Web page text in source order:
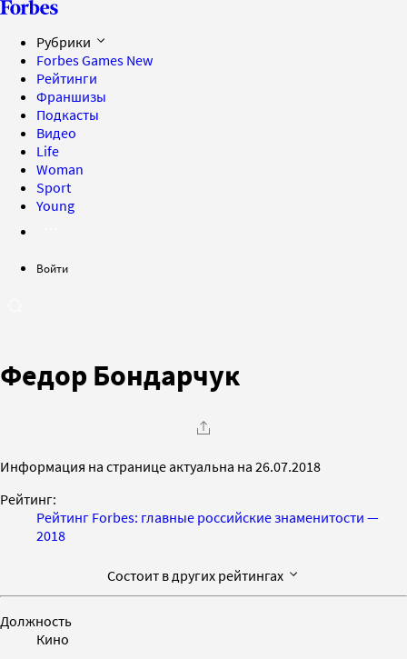
Рубрики
Forbes Games New
Рейтинги
Франшизы
Подкасты
Видео
Life
Woman
Sport
Young
Войти
Федор Бондарчук
Информация на странице актуальна на 26.07.2018
Рейтинг:
Рейтинг Forbes: главные российские знаменитости —
2018
Состоит в других рейтингах
Должность
Кино